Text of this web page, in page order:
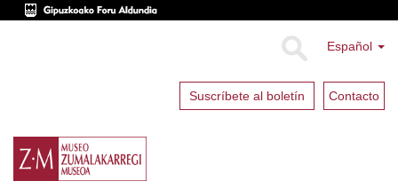
Español
Suscríbete al boletín Contacto